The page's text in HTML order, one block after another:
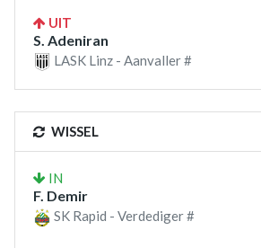
UIT
S. Adeniran
LASK Linz - Aanvaller #
WISSEL
IN
F. Demir
SK Rapid - Verdediger #